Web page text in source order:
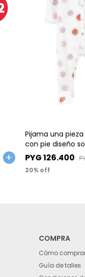
Pijama una
con pie diseño
PYG126.400
20
COMPRA
Cómo
Guía de talles